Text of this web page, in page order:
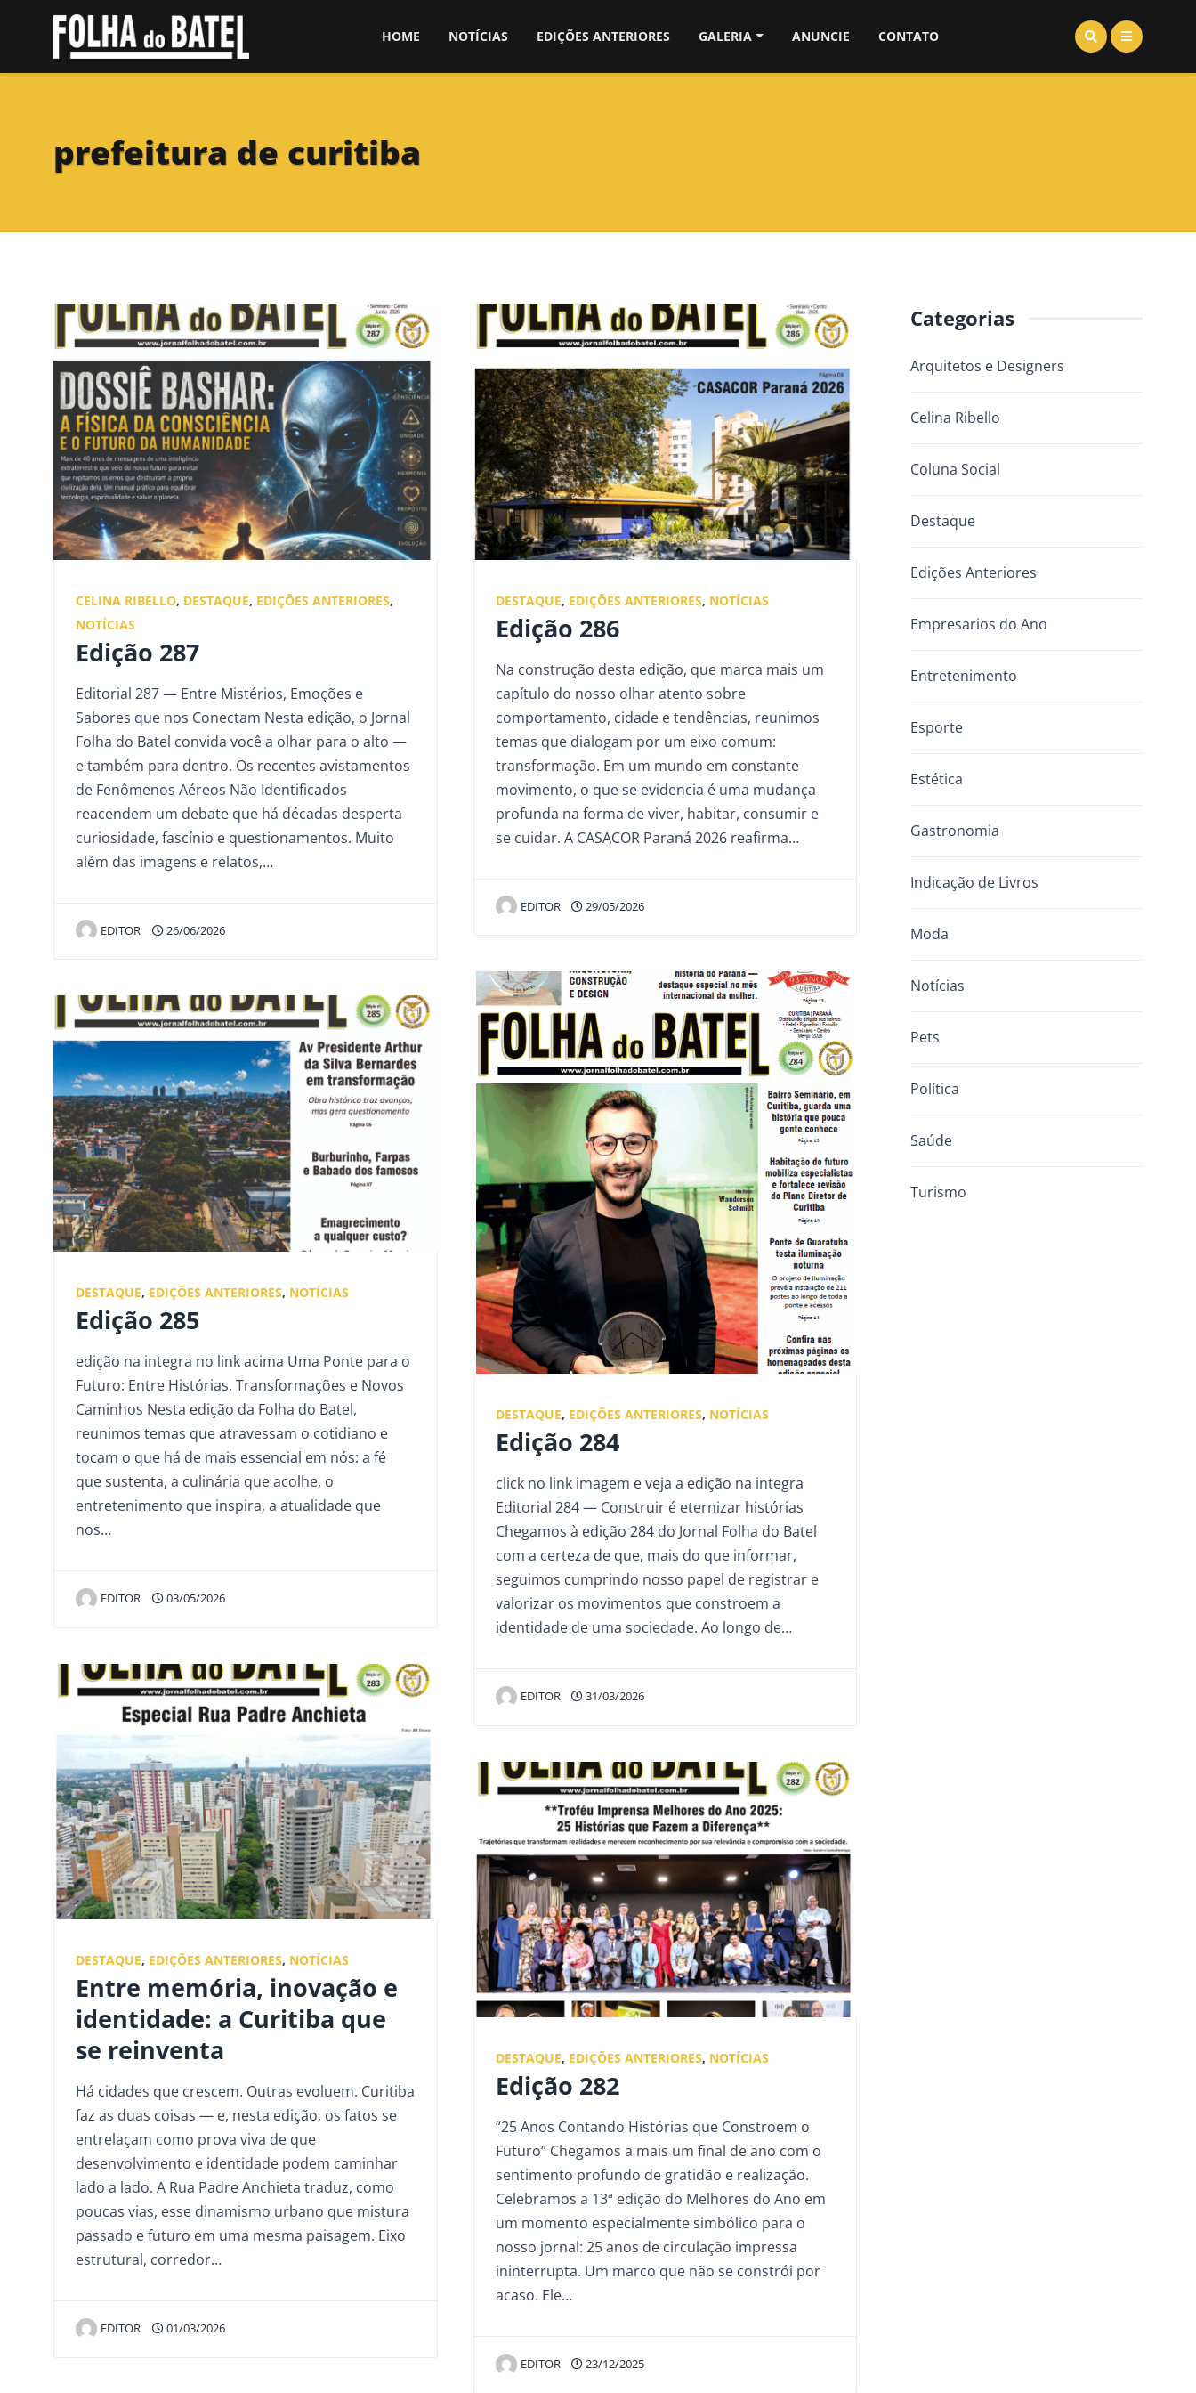
HOME NOTÍCIAS EDIÇÕES ANTERIORES GALERIA ANUNCIE CONTATO
prefeitura de curitiba
CELINA RIBELLO, DESTAQUE, EDIÇÕES ANTERIORES,
NOTÍCIAS
Edição 287
Editorial 287 — Entre Mistérios, Emoções e
Sabores que nos Conectam Nesta edição, o Jornal
Folha do Batel convida você a olhar para o alto —
e também para dentro. Os recentes avistamentos
de Fenômenos Aéreos Não Identificados
reacendem um debate que há décadas desperta
curiosidade, fascínio e questionamentos. Muito
além das imagens e relatos,…
EDITOR 26/06/2026
DESTAQUE, EDIÇÕES ANTERIORES, NOTÍCIAS
Edição 285
edição na integra no link acima Uma Ponte para o
Futuro: Entre Histórias, Transformações e Novos
Caminhos Nesta edição da Folha do Batel,
reunimos temas que atravessam o cotidiano e
tocam o que há de mais essencial em nós: a fé
que sustenta, a culinária que acolhe, o
entretenimento que inspira, a atualidade que
nos…
EDITOR 03/05/2026
DESTAQUE, EDIÇÕES ANTERIORES, NOTÍCIAS
Entre memória, inovação e
identidade: a Curitiba que
se reinventa
Há cidades que crescem. Outras evoluem. Curitiba
faz as duas coisas — e, nesta edição, os fatos se
entrelaçam como prova viva de que
desenvolvimento e identidade podem caminhar
lado a lado. A Rua Padre Anchieta traduz, como
poucas vias, esse dinamismo urbano que mistura
passado e futuro em uma mesma paisagem. Eixo
estrutural, corredor…
EDITOR 01/03/2026
DESTAQUE, EDIÇÕES ANTERIORES, NOTÍCIAS
Edição 286
Na construção desta edição, que marca mais um
capítulo do nosso olhar atento sobre
comportamento, cidade e tendências, reunimos
temas que dialogam por um eixo comum:
transformação. Em um mundo em constante
movimento, o que se evidencia é uma mudança
profunda na forma de viver, habitar, consumir e
se cuidar. A CASACOR Paraná 2026 reafirma…
EDITOR 29/05/2026
DESTAQUE, EDIÇÕES ANTERIORES, NOTÍCIAS
Edição 284
click no link imagem e veja a edição na integra
Editorial 284 — Construir é eternizar histórias
Chegamos à edição 284 do Jornal Folha do Batel
com a certeza de que, mais do que informar,
seguimos cumprindo nosso papel de registrar e
valorizar os movimentos que constroem a
identidade de uma sociedade. Ao longo de…
EDITOR 31/03/2026
DESTAQUE, EDIÇÕES ANTERIORES, NOTÍCIAS
Edição 282
“25 Anos Contando Histórias que Constroem o
Futuro” Chegamos a mais um final de ano com o
sentimento profundo de gratidão e realização.
Celebramos a 13ª edição do Melhores do Ano em
um momento especialmente simbólico para o
nosso jornal: 25 anos de circulação impressa
ininterrupta. Um marco que não se constrói por
acaso. Ele…
EDITOR 23/12/2025
Categorias
Arquitetos e Designers
Celina Ribello
Coluna Social
Destaque
Edições Anteriores
Empresarios do Ano
Entretenimento
Esporte
Estética
Gastronomia
Indicação de Livros
Moda
Notícias
Pets
Política
Saúde
Turismo